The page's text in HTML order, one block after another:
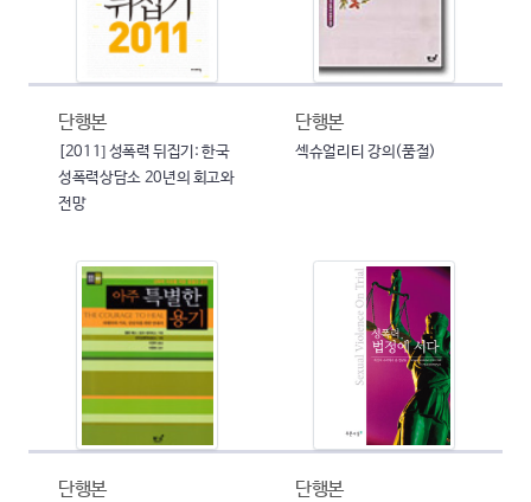
단행본
[2011] 성폭력 뒤집기: 한국
성폭력상담소 20년의 회고와
전망
단행본
섹슈얼리티 강의(품절)
단행본 단행본